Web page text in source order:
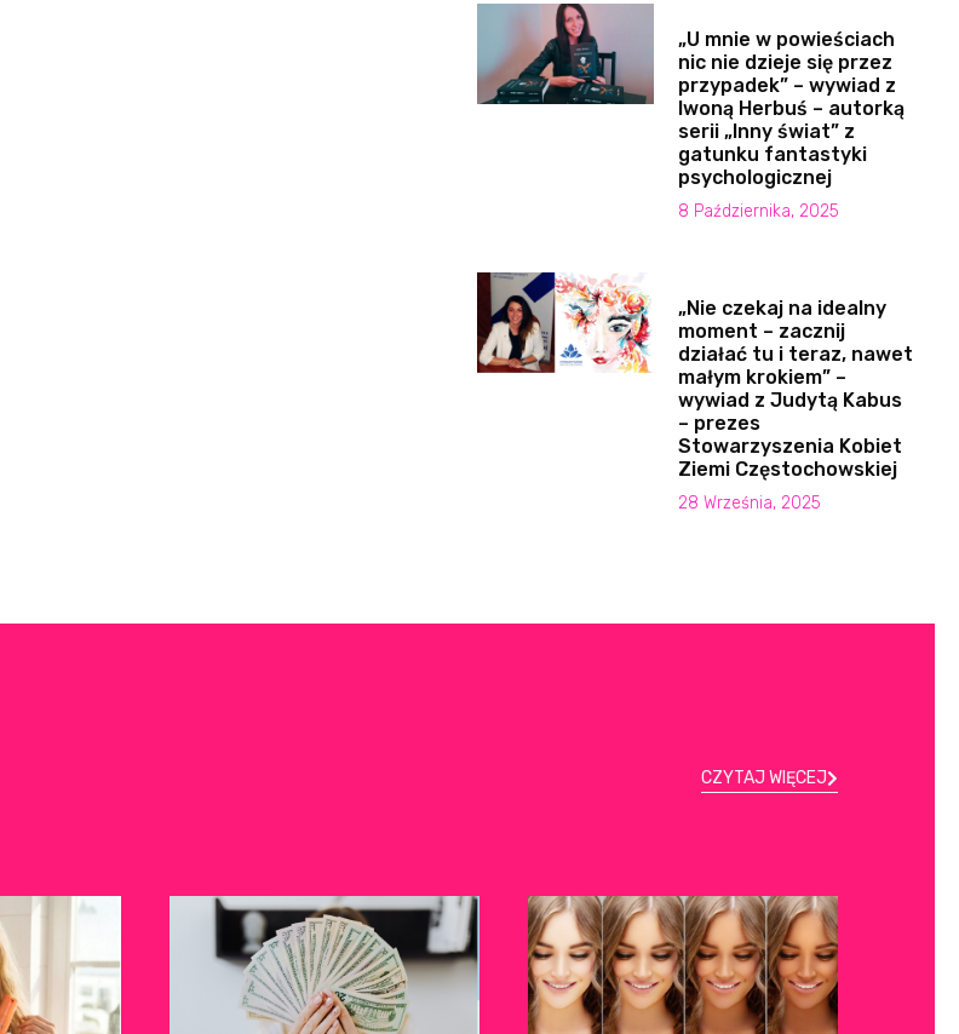
„U mnie w powieściach
nic nie dzieje się przez
przypadek” – wywiad z
Iwoną Herbuś – autorką
serii „Inny świat” z
gatunku fantastyki
psychologicznej
8 Października, 2025
„Nie czekaj na idealny
moment – zacznij
działać tu i teraz, nawet
małym krokiem” –
wywiad z Judytą Kabus
– prezes
Stowarzyszenia Kobiet
Ziemi Częstochowskiej
28 Września, 2025
CZYTAJ WIĘCEJ